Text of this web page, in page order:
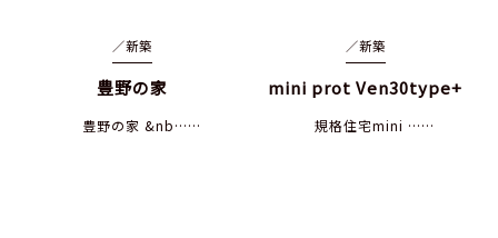
／新築
豊野の家
豊野の家 &nb……
／新築
mini prot Ven30type+
規格住宅mini ……